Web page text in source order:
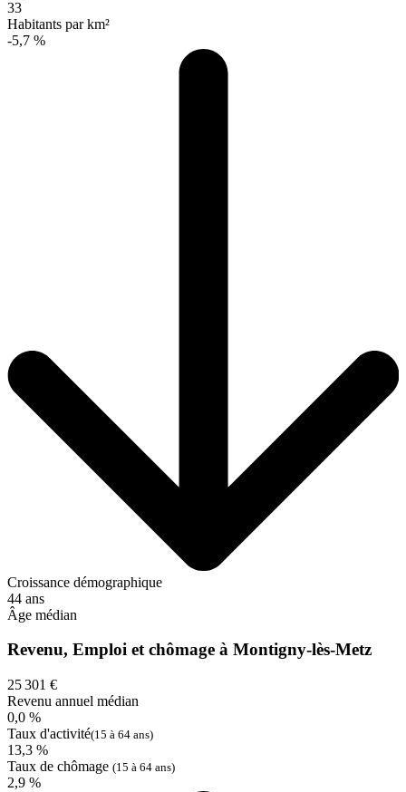
33
Habitants par km²
-5,7 %
Croissance démographique
44 ans
Âge médian
Revenu, Emploi et chômage à Montigny-lès-Metz
25 301 €
Revenu annuel médian
0,0 %
Taux d'activité(15 à 64 ans)
13,3 %
Taux de chômage (15 à 64 ans)
2,9 %